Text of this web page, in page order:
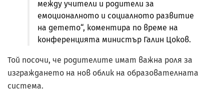
между учители и родители за
емоционалното и социалното развитие
на детето“, коментира по време на
конференцията министър Галин Цоков.
Той посочи, че родителите имат важна роля за
изграждането на нов облик на образователната
система.